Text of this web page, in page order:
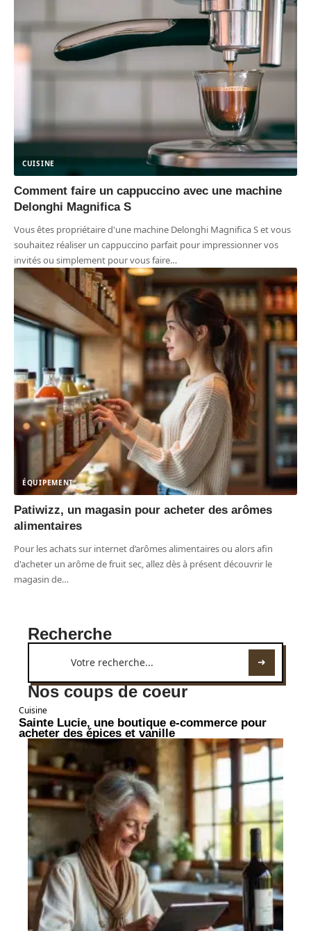
CUISINE
Comment faire un cappuccino avec une machine
Delonghi Magnifica S
Vous êtes propriétaire d'une machine Delonghi Magnifica S et vous
souhaitez réaliser un cappuccino parfait pour impressionner vos
invités ou simplement pour vous faire…
ÉQUIPEMENT
Patiwizz, un magasin pour acheter des arômes
alimentaires
Pour les achats sur internet d’arômes alimentaires ou alors afin
d'acheter un arôme de fruit sec, allez dès à présent découvrir le
magasin de…
Recherche
Nos coups de coeur
Cuisine
Sainte Lucie, une boutique e-commerce pour
acheter des épices et vanille